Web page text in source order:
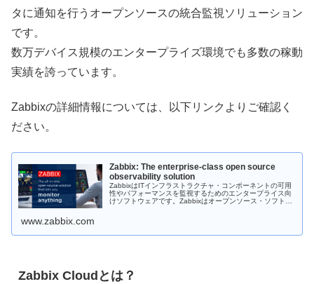
タに通知を行うオープンソースの統合監視ソリューション
です。
数万デバイス規模のエンタープライズ環境でも多数の稼動
実績を誇っています。
Zabbixの詳細情報については、以下リンクよりご確認く
ださい。
Zabbix: The enterprise-class open source
observability solution
ZabbixはITインフラストラクチャ・コンポーネントの可用
性やパフォーマンスを監視するためのエンタープライス向
けソフトウェアです。Zabbixはオープンソース・ソフトウ
www.zabbix.com
Zabbix Cloudとは？